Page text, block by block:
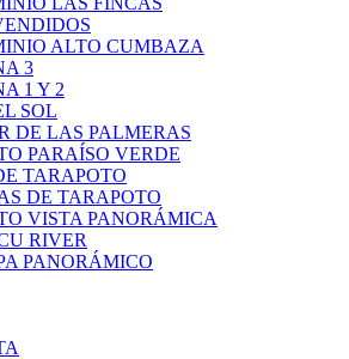
ALTO CUMBAZA
3
1 Y 2
SOL
DE LAS PALMERAS
PARAÍSO VERDE
TARAPOTO
DE TARAPOTO
VISTA PANORÁMICA
RIVER
PANORÁMICO